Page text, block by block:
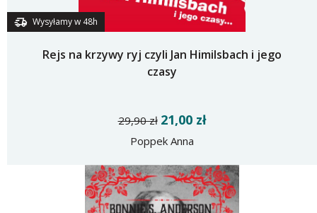
Wysyłamy w 48h
Rejs na krzywy ryj czyli Jan Himilsbach i jego
czasy
29,90 zł 21,00 zł
Poppek Anna